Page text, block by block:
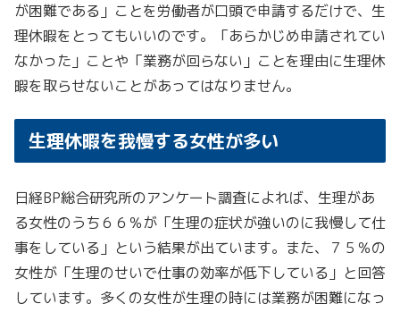
が困難である」ことを労働者が口頭で申請するだけで、生
理休暇をとってもいいのです。「あらかじめ申請されてい
なかった」ことや「業務が回らない」ことを理由に生理休
暇を取らせないことがあってはなりません。
生理休暇を我慢する女性が多い
日経BP総合研究所のアンケート調査によれば、生理があ
る女性のうち６６％が「生理の症状が強いのに我慢して仕
事をしている」という結果が出ています。また、７５％の
女性が「生理のせいで仕事の効率が低下している」と回答
しています。多くの女性が生理の時には業務が困難になっ